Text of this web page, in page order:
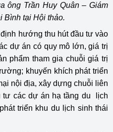
ông Trần Huy Quân – Giám
Bình tại Hội thảo.
hướng thu hút đầu tư vào
dự án có quy mô lớn, giá trị
phẩm tham gia chuỗi giá trị
khuyến khích phát triển
nội địa, xây dựng chuỗi liên
tư các dự án hạ tầng du lịch
triển khu du lịch sinh thái